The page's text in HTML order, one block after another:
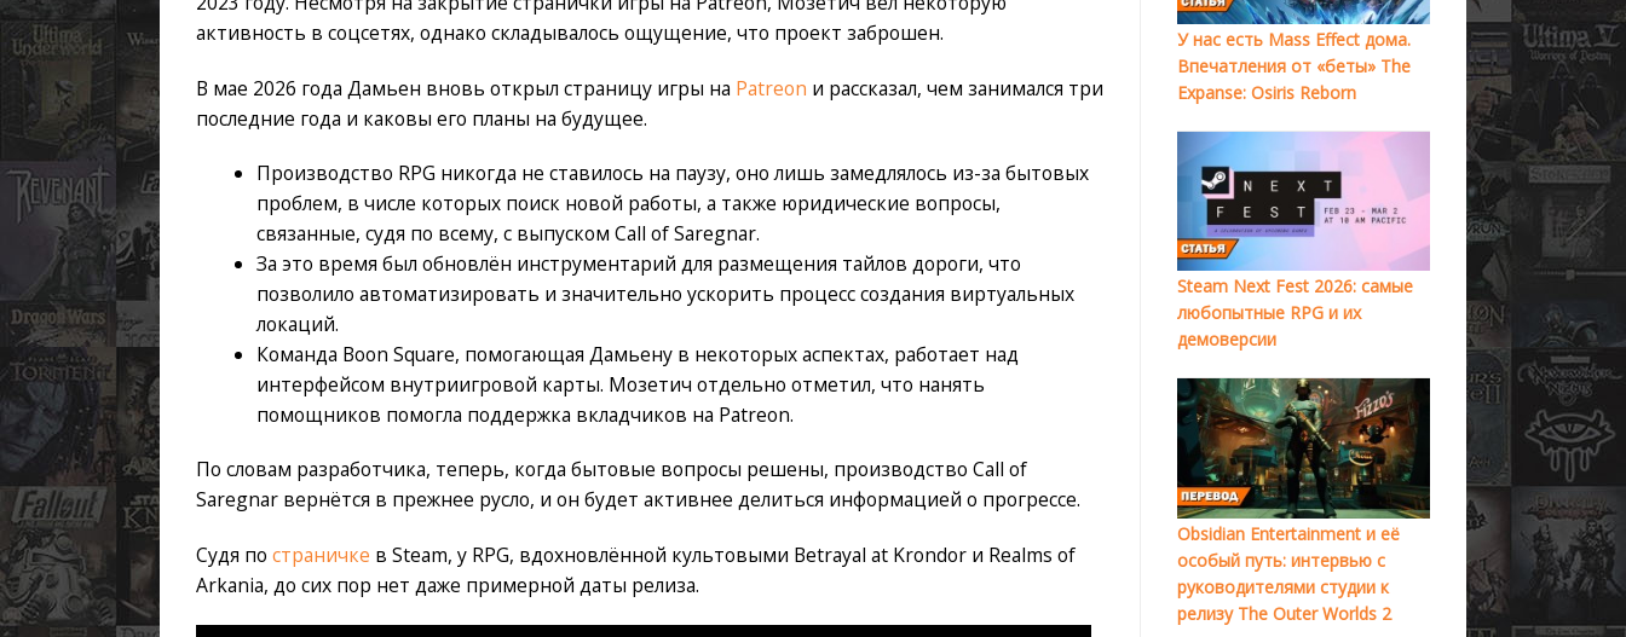
активность в соцсетях, однако складывалось ощущение, что проект заброшен.
В мае 2026 года Дамьен вновь открыл страницу игры на Patreon и рассказал, чем занимался три
последние года и каковы его планы на будущее.
Производство RPG никогда не ставилось на паузу, оно лишь замедлялось из-за бытовых
проблем, в числе которых поиск новой работы, а также юридические вопросы,
связанные, судя по всему, с выпуском Call of Saregnar.
За это время был обновлён инструментарий для размещения тайлов дороги, что
позволило автоматизировать и значительно ускорить процесс создания виртуальных
локаций.
Команда Boon Square, помогающая Дамьену в некоторых аспектах, работает над
интерфейсом внутриигровой карты. Мозетич отдельно отметил, что нанять
помощников помогла поддержка вкладчиков на Patreon.
По словам разработчика, теперь, когда бытовые вопросы решены, производство Call of
Saregnar вернётся в прежнее русло, и он будет активнее делиться информацией о прогрессе.
Судя по страничке в Steam, у RPG, вдохновлённой культовыми Betrayal at Krondor и Realms of
Arkania, до сих пор нет даже примерной даты релиза.
У нас есть Mass Effect дома.
Впечатления от «беты» The
Expanse: Osiris Reborn
Steam Next Fest 2026: самые
любопытные RPG и их
демоверсии
Obsidian Entertainment и её
особый путь: интервью с
руководителями студии к
релизу The Outer Worlds 2